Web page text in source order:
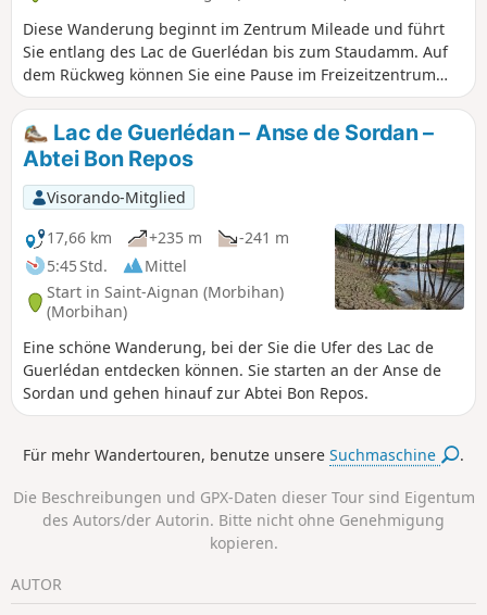
Diese Wanderung beginnt im Zentrum Mileade und führt
Sie entlang des Lac de Guerlédan bis zum Staudamm. Auf
dem Rückweg können Sie eine Pause im Freizeitzentrum
einlegen, bevor Sie den Bois Cornec durchqueren.
Lac de Guerlédan – Anse de Sordan –
Abtei Bon Repos
Visorando-Mitglied
17,66 km
+235 m
-241 m
5:45 Std.
Mittel
Start in Saint-Aignan (Morbihan)
(Morbihan)
Eine schöne Wanderung, bei der Sie die Ufer des Lac de
Guerlédan entdecken können. Sie starten an der Anse de
Sordan und gehen hinauf zur Abtei Bon Repos.
Für mehr Wandertouren, benutze unsereSuchmaschine .
Die Beschreibungen und GPX-Daten dieser Tour sind Eigentum
des Autors/der Autorin. Bitte nicht ohne Genehmigung
kopieren.
AUTOR